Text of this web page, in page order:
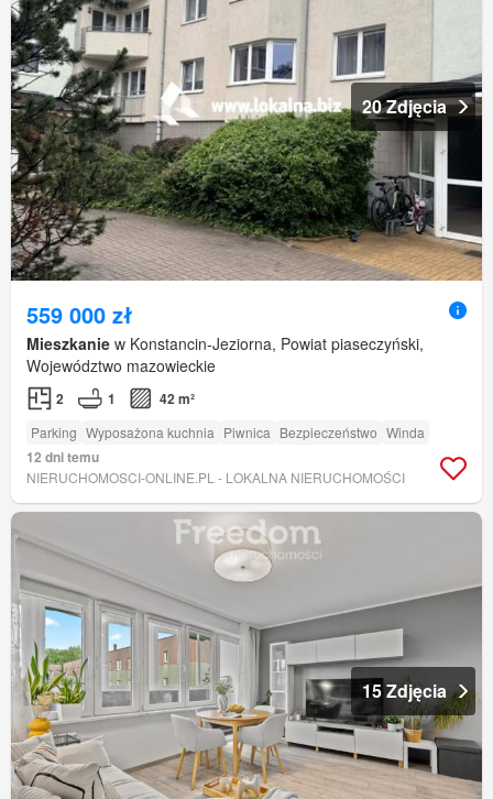
20 Zdjęcia
559 000 zł
Mieszkanie w Konstancin-Jeziorna, Powiat piaseczyński,
Województwo mazowieckie
2 1 42 m²
Parking Wyposażona kuchnia Piwnica Bezpieczeństwo Winda
12 dni temu
NIERUCHOMOSCI-ONLINE.PL - LOKALNA NIERUCHOMOŚCI
15 Zdjęcia